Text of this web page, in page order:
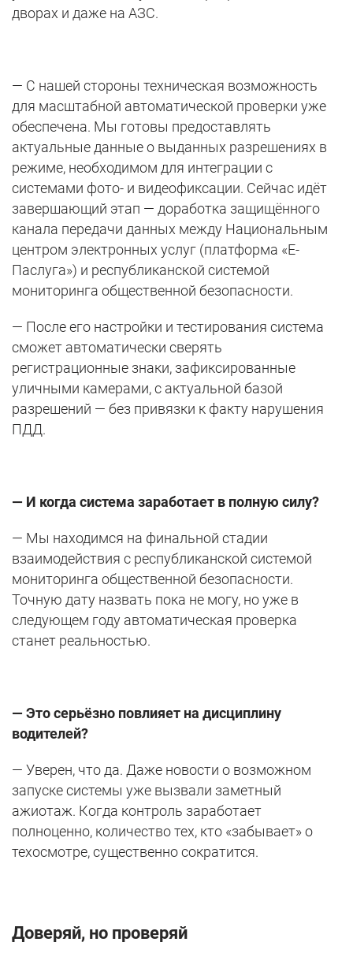
дворах и даже на АЗС.
— С нашей стороны техническая возможность
для масштабной автоматической проверки уже
обеспечена. Мы готовы предоставлять
актуальные данные о выданных разрешениях в
режиме, необходимом для интеграции с
системами фото- и видеофиксации. Сейчас идёт
завершающий этап — доработка защищённого
канала передачи данных между Национальным
центром электронных услуг (платформа «Е-
Паслуга») и республиканской системой
мониторинга общественной безопасности.
— После его настройки и тестирования система
сможет автоматически сверять
регистрационные знаки, зафиксированные
уличными камерами, с актуальной базой
разрешений — без привязки к факту нарушения
ПДД.
— И когда система заработает в полную силу?
— Мы находимся на финальной стадии
взаимодействия с республиканской системой
мониторинга общественной безопасности.
Точную дату назвать пока не могу, но уже в
следующем году автоматическая проверка
станет реальностью.
— Это серьёзно повлияет на дисциплину
водителей?
— Уверен, что да. Даже новости о возможном
запуске системы уже вызвали заметный
ажиотаж. Когда контроль заработает
полноценно, количество тех, кто «забывает» о
техосмотре, существенно сократится.
Доверяй, но проверяй